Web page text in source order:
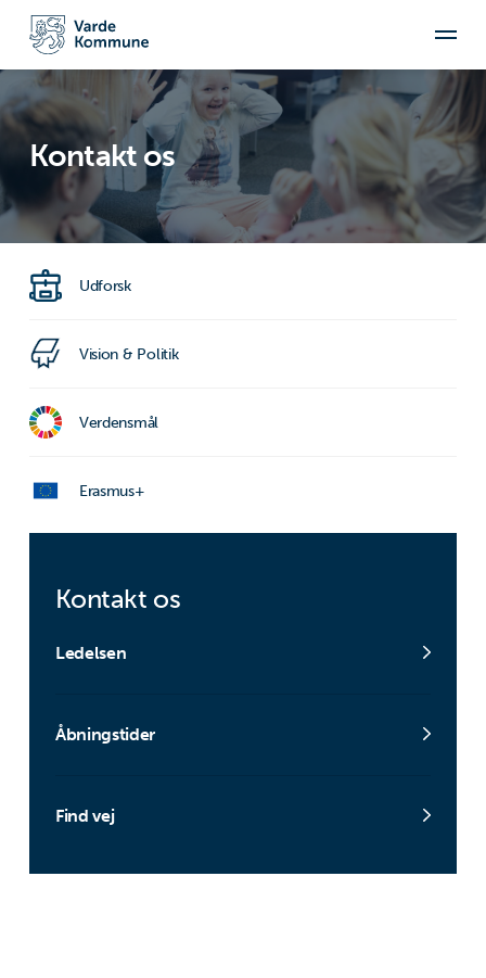
Kontakt os
Udforsk
Vision & Politik
Verdensmål
Erasmus+
Kontakt os
Ledelsen
Åbningstider
Find vej